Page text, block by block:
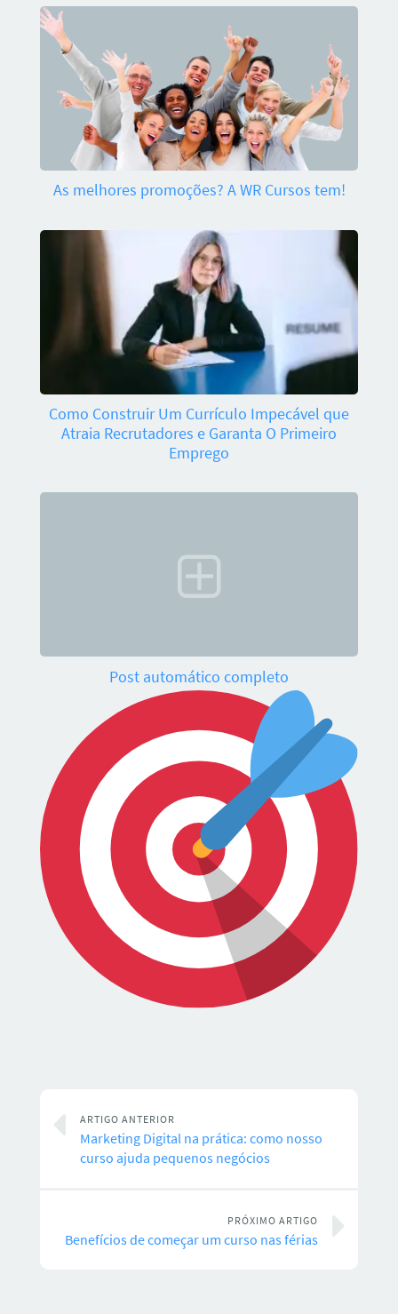
As melhores promoções? A WR Cursos tem!
Como Construir Um Currículo Impecável que
Atraia Recrutadores e Garanta O Primeiro
Emprego
Post automático completo
ARTIGO ANTERIOR
Marketing Digital na prática: como nosso
curso ajuda pequenos negócios
PRÓXIMO ARTIGO
Benefícios de começar um curso nas férias